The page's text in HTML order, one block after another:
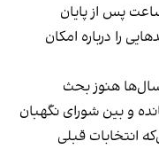
مصرف‌شده را به بیش از ۱۱ ساعت پس از پایان
را درباره امکان
هنوز بحث
و بین شورای نگهبان
انتخابات قبلی